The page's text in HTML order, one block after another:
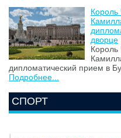
Король
дворце
Король
дипломатический прием в
Подробнее...
СПОРТ